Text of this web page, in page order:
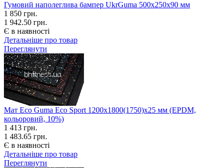
Гумовий наполеглива бампер UkrGuma 500х250х90 мм
1 850 грн.
1 942.50 грн.
Є в наявності
Детальніше про товар
Переглянути
Мат Eco Guma Eco Sport 1200х1800(1750)х25 мм (EPDM,
кольоровий, 10%)
1 413 грн.
1 483.65 грн.
Є в наявності
Детальніше про товар
Переглянути